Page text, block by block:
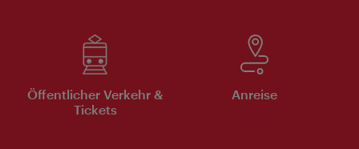
Öffentlicher Verkehr &
Tickets
Anreise